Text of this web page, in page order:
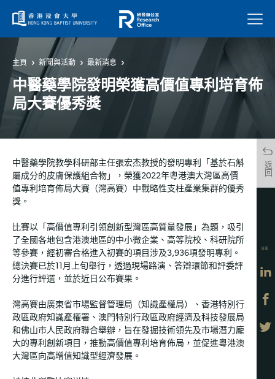
菜單
主頁 新聞與活動 最新消息
中醫藥學院發明榮獲高價值專利培育佈
局大賽優秀獎
返回
中醫藥學院教學科研部主任張宏杰教授的發明專利「基於石斛
屬成分的皮膚保護組合物」，榮獲2022年粵港澳大灣區高價
值專利培育佈局大賽（灣高賽）中戰略性支柱產業集群的優秀
獎。
比賽以「高價值專利引領創新型灣區高質量發展」為題，吸引
了全國各地包含港澳地區的中小微企業、高等院校、科研院所
等參賽，經初審合格進入初賽的項目涉及3,936項發明專利。
總決賽已於11月上旬舉行，透過現場路演、答辯環節和評委評
分進行評選，並於近日公布賽果。
灣高賽由廣東省市場監督管理局（知識產權局）、香港特別行
政區政府知識產權署、澳門特別行政區政府經濟及科技發展局
和佛山市人民政府聯合舉辦，旨在發掘技術領先及市場潛力龐
大的專利創新項目，推動高價值專利培育佈局，並促進粵港澳
大灣區向高增值知識型經濟發展。
分享